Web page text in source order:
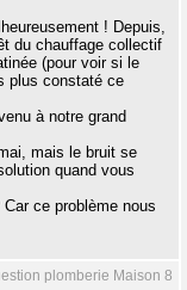
! Depuis,
du chauffage collectif
(pour voir si le
plus constaté ce
à notre grand
mais le bruit se
quand vous
ce problème nous
plomberie Maison 8